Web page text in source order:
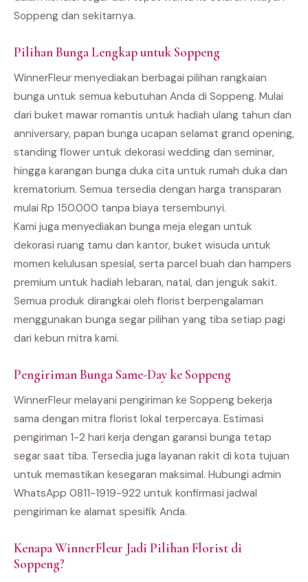
Soppeng dan sekitarnya.
Pilihan Bunga Lengkap untuk Soppeng
WinnerFleur menyediakan berbagai pilihan rangkaian
bunga untuk semua kebutuhan Anda di Soppeng. Mulai
dari buket mawar romantis untuk hadiah ulang tahun dan
anniversary, papan bunga ucapan selamat grand opening,
standing flower untuk dekorasi wedding dan seminar,
hingga karangan bunga duka cita untuk rumah duka dan
krematorium. Semua tersedia dengan harga transparan
mulai Rp 150.000 tanpa biaya tersembunyi.
Kami juga menyediakan bunga meja elegan untuk
dekorasi ruang tamu dan kantor, buket wisuda untuk
momen kelulusan spesial, serta parcel buah dan hampers
premium untuk hadiah lebaran, natal, dan jenguk sakit.
Semua produk dirangkai oleh florist berpengalaman
menggunakan bunga segar pilihan yang tiba setiap pagi
dari kebun mitra kami.
Pengiriman Bunga Same-Day ke Soppeng
WinnerFleur melayani pengiriman ke Soppeng bekerja
sama dengan mitra florist lokal terpercaya. Estimasi
pengiriman 1-2 hari kerja dengan garansi bunga tetap
segar saat tiba. Tersedia juga layanan rakit di kota tujuan
untuk memastikan kesegaran maksimal. Hubungi admin
WhatsApp 0811-1919-922 untuk konfirmasi jadwal
pengiriman ke alamat spesifik Anda.
Kenapa WinnerFleur Jadi Pilihan Florist di
Soppeng?